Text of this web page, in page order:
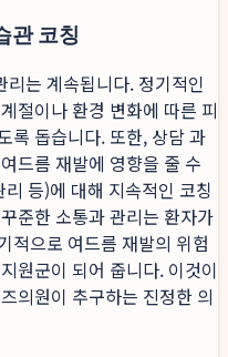
관 코칭
는 계속됩니다. 정기적인
절이나 환경 변화에 따른 피
록 돕습니다. 또한, 상담 과
드름 재발에 영향을 줄 수
등)에 대해 지속적인 코칭
준한 소통과 관리는 환자가
적으로 여드름 재발의 위험
원군이 되어 줍니다. 이것이
의원이 추구하는 진정한 의